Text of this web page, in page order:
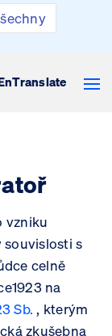
Translate
vzniku
souvislosti s
celně
na
Sb. , kterým
zkušebna